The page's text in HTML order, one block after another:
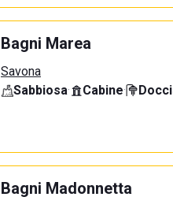
Bagni Marea
Savona
Sabbiosa· Cabine·
Bagni Madonnetta